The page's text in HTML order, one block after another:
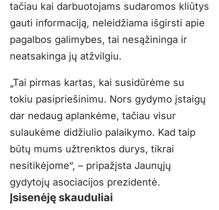
tačiau kai darbuotojams sudaromos kliūtys
gauti informaciją, neleidžiama išgirsti apie
pagalbos galimybes, tai nesąžininga ir
neatsakinga jų atžvilgiu.
„Tai pirmas kartas, kai susidūrėme su
tokiu pasipriešinimu. Nors gydymo įstaigų
dar nedaug aplankėme, tačiau visur
sulaukėme didžiulio palaikymo. Kad taip
būtų mums užtrenktos durys, tikrai
nesitikėjome“, – pripažįsta Jaunųjų
gydytojų asociacijos prezidentė.
Įsisenėję skauduliai